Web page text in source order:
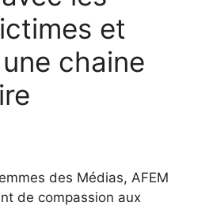
et
chaine
des Médias, AFEM
de compassion aux